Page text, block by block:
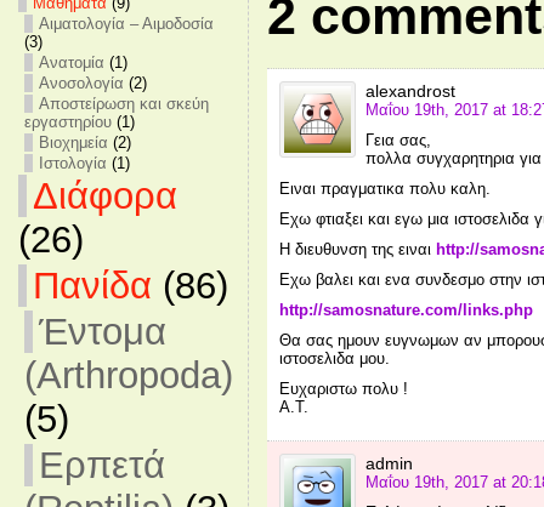
Αιματολογία – Αιμοδοσία
(3)
Ανατομία (1)
Ανοσολογία (2)
Αποστείρωση και σκεύη
εργαστηρίου(1)
Βιοχημεία (2)
Ιστολογία (1)
Διάφορα
(26)
Πανίδα (86)
Έντομα
(Arthropoda)
(5)
Ερπετά
2
alexandrost
Μαΐου 19th, 2017 at
Γεια σας,
πολλα συγχαρητηρια
Ειναι πραγματικα πολυ καλη.
Εχω φτιαξει και εγω μια ιστοσελιδα
Η διευθυνση της ειναι http://
Εχω βαλει και ενα συνδεσμο στην
http://samosnature.com/links.php
Θα σας ημουν ευγνωμων αν
ιστοσελιδα μου.
Ευχαριστω πολυ !
Α.Τ.
admin
Μαΐου 19th, 2017 at